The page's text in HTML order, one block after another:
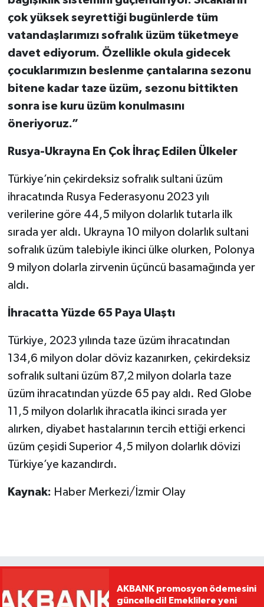
çok yüksek seyrettiği bugünlerde tüm
vatandaşlarımızı sofralık üzüm tüketmeye
davet ediyorum. Özellikle okula gidecek
çocuklarımızın beslenme çantalarına sezonu
bitene kadar taze üzüm, sezonu bittikten
sonra ise kuru üzüm konulmasını
öneriyoruz.”
Rusya-Ukrayna En Çok İhraç Edilen Ülkeler
Türkiye’nin çekirdeksiz sofralık sultani üzüm
ihracatında Rusya Federasyonu 2023 yılı
verilerine göre 44,5 milyon dolarlık tutarla ilk
sırada yer aldı. Ukrayna 10 milyon dolarlık sultani
sofralık üzüm talebiyle ikinci ülke olurken, Polonya
9 milyon dolarla zirvenin üçüncü basamağında yer
aldı.
İhracatta Yüzde 65 Paya Ulaştı
Türkiye, 2023 yılında taze üzüm ihracatından
134,6 milyon dolar döviz kazanırken, çekirdeksiz
sofralık sultani üzüm 87,2 milyon dolarla taze
üzüm ihracatından yüzde 65 pay aldı. Red Globe
11,5 milyon dolarlık ihracatla ikinci sırada yer
alırken, diyabet hastalarının tercih ettiği erkenci
üzüm çeşidi Superior 4,5 milyon dolarlık dövizi
Türkiye’ye kazandırdı.
Kaynak: Haber Merkezi/İzmir Olay
AKBANK promosyon ödemesini
güncelledi! Emeklilere yeni